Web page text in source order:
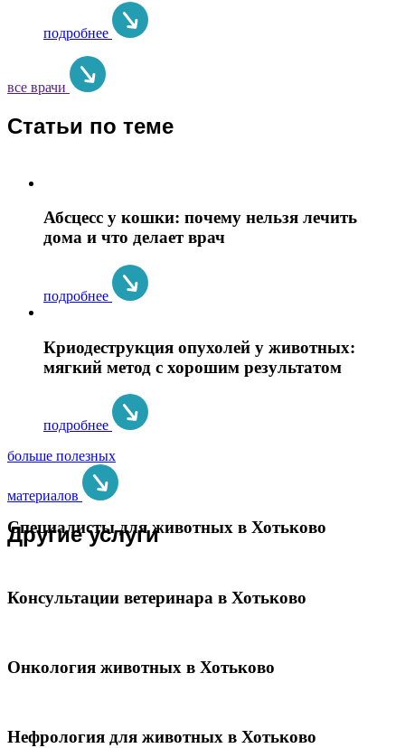
подробнее
все врачи
Статьи по теме
Абсцесс у кошки: почему нельзя лечить
дома и что делает врач
подробнее
Криодеструкция опухолей у животных:
мягкий метод с хорошим результатом
подробнее
больше полезных
материалов
Другие услуги
Специалисты для животных в Хотьково
Консультации ветеринара в Хотьково
Онкология животных в Хотьково
Нефрология для животных в Хотьково